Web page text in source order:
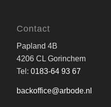
Contact
Papland 4B
4206 CL Gorinchem
Tel: 0183-64 93 67
backoffice@arbode.nl